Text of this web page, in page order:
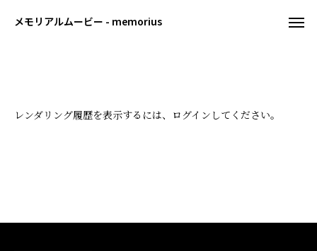
メモリアルムービー - memorius
レンダリング履歴を表示するには、ログインしてください。